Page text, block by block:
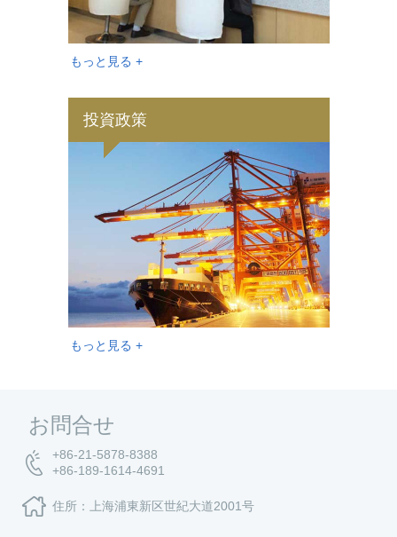
もっと見る +
投資政策
もっと見る +
お問合せ
+86-21-5878-8388
+86-189-1614-4691
住所：上海浦東新区世紀大道2001号